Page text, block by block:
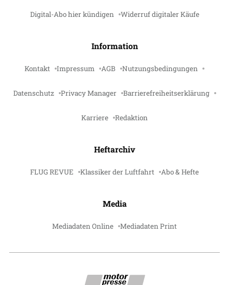
Digital-Abo hier kündigen Widerruf digitaler Käufe
Information
Kontakt Impressum AGB Nutzungsbedingungen
Datenschutz Privacy Manager Barrierefreiheitserklärung
Karriere Redaktion
Heftarchiv
FLUG REVUE Klassiker der Luftfahrt Abo & Hefte
Media
Mediadaten Online Mediadaten Print